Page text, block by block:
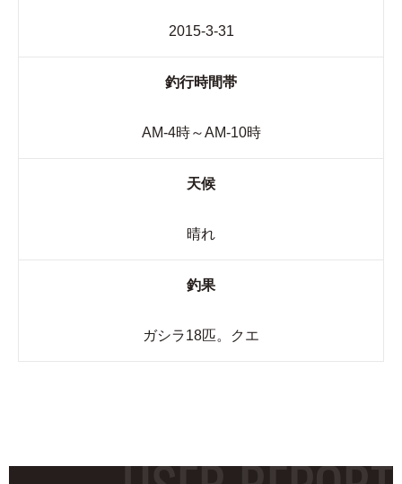
2015-3-31
釣行時間帯
AM-4時～AM-10時
天候
晴れ
釣果
ガシラ18匹。クエ